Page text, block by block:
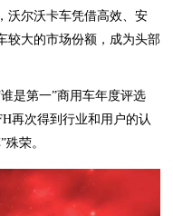
沃尔沃卡车凭借高效、安
较大的市场份额，成为头部
是第一”商用车年度评选
再次得到行业和用户的认
荣。